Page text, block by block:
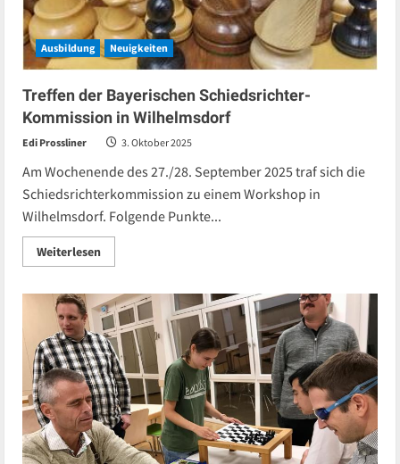
Ausbildung Neuigkeiten
Treffen der Bayerischen Schiedsrichter-
Kommission in Wilhelmsdorf
Edi Prossliner 3. Oktober 2025
Am Wochenende des 27./28. September 2025 traf sich die
Schiedsrichterkommission zu einem Workshop in
Wilhelmsdorf. Folgende Punkte...
WeiterlesenRead
more
der
Bayerischen
Schiedsrichter-
Kommission
in
Wilhelmsdorf